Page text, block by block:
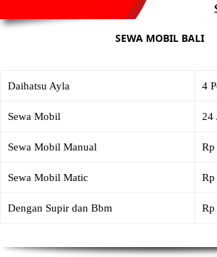
SEWA MOBIL BALI
Daihatsu Ayla 4
Sewa Mobil 24
Sewa Mobil Manual Rp
Sewa Mobil Matic Rp
Dengan Supir dan Bbm Rp